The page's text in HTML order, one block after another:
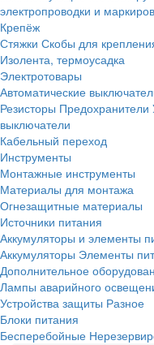
электропроводки и
Крепёж
Стяжки Скобы для
Изолента, термоусадка
Электротовары
Автоматические
Резисторы Предохранители
выключатели
Кабельный переход
Инструменты
Монтажные инструменты
Материалы для монтажа
Огнезащитные материалы
Источники питания
Аккумуляторы и элементы
Аккумуляторы Элементы
Дополнительное
Лампы аварийного
Устройства защиты Разное
Блоки питания
Бесперебойные